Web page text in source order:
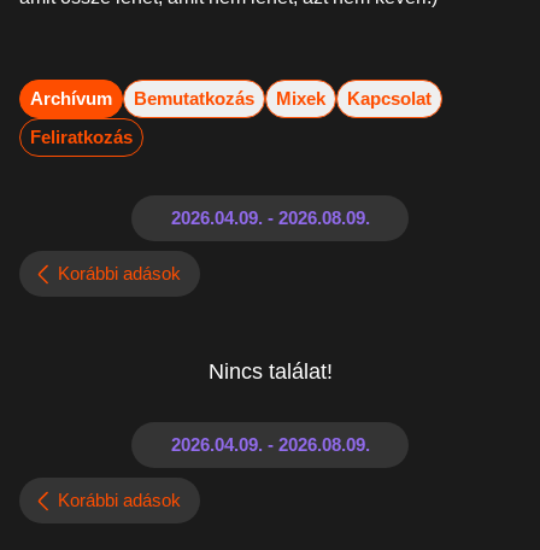
Archívum Bemutatkozás Mixek
Kapcsolat
Feliratkozás
Korábbi adások
Nincs találat!
Korábbi adások